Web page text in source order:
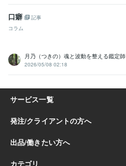
口癖
記事
コラム
月乃（つきの）魂と波動を整える鑑定師
2026/05/08 02:18